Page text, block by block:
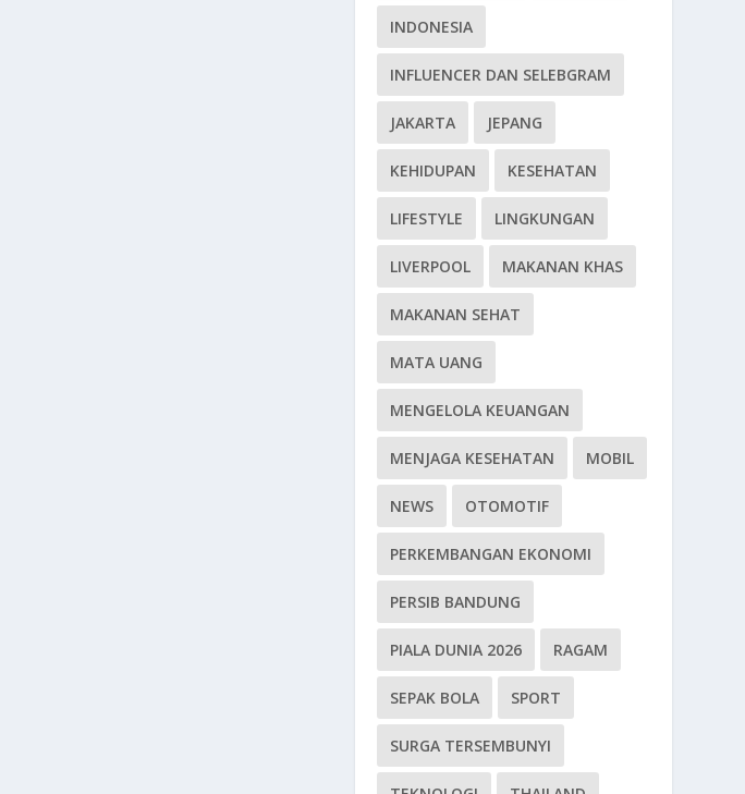
INDONESIA
INFLUENCER DAN SELEBGRAM
JAKARTA JEPANG
KEHIDUPAN KESEHATAN
LIFESTYLE LINGKUNGAN
LIVERPOOL MAKANAN KHAS
MAKANAN SEHAT
MATA UANG
MENGELOLA KEUANGAN
MENJAGA KESEHATAN MOBIL
NEWS OTOMOTIF
PERKEMBANGAN EKONOMI
PERSIB BANDUNG
PIALA DUNIA 2026 RAGAM
SEPAK BOLA SPORT
SURGA TERSEMBUNYI